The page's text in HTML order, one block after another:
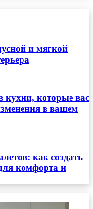
и мягкой
кухни, которые вас
в вашем
как создать
комфорта и